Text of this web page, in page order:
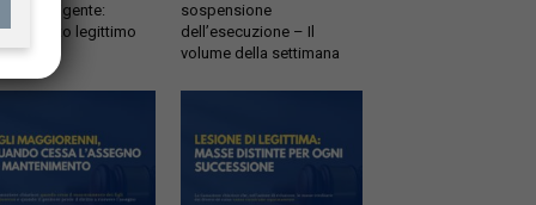
del dirigente:
legittimo
sospensione
dell’esecuzione – Il
volume della settimana